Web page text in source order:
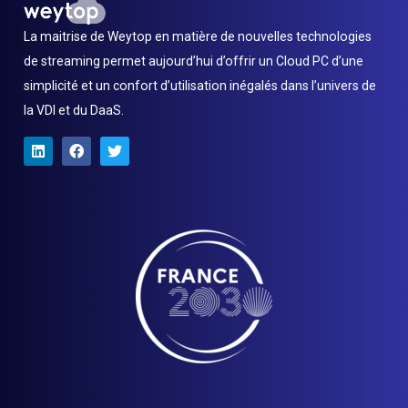
La maitrise de Weytop en matière de nouvelles technologies
de streaming permet aujourd’hui d’offrir un Cloud PC d’une
simplicité et un confort d’utilisation inégalés dans l’univers de
la VDI et du DaaS.